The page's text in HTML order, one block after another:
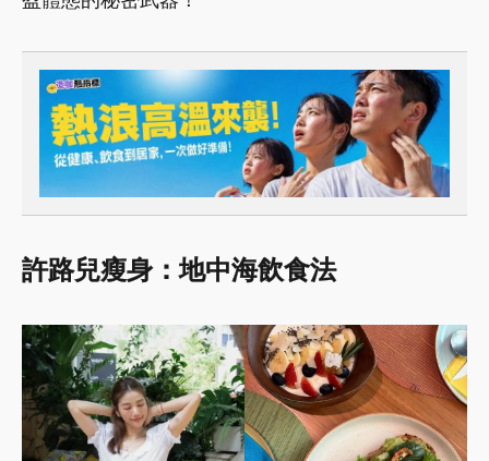
許路兒瘦身：地中海飲食法